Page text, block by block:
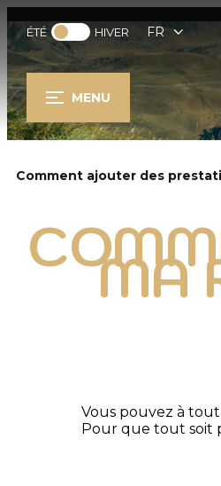
ÉTÉ HIVER FR
MENU
Comment ajouter des
MA
Vous pouvez à
Pour que tout soit